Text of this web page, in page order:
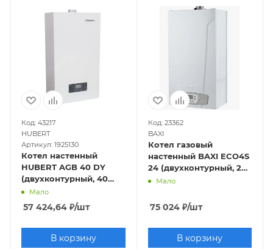
Код: 43217
HUBERT
Артикул: 1925130
Котел настенный
HUBERT AGB 40 DY
(двухконтурный, 40
кВт, закрытая камера)
Мало
57 424,64 ₽/шт
В корзину
Код: 23362
BAXI
Котел газовый
настенный BAXI ECO4S
24 (двухконтурный, 24
кВт, открытая камера)
Мало
75 024₽/шт
В корзину